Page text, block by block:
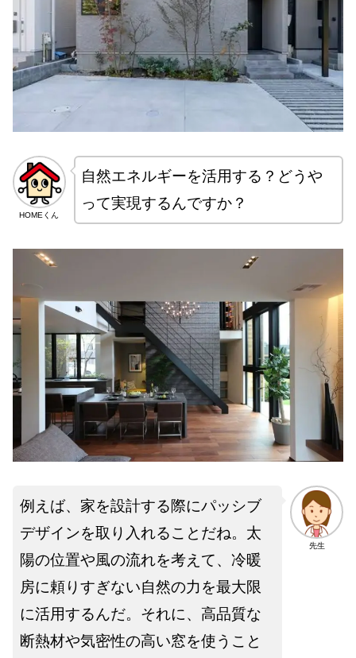
HOMEくん
自然エネルギーを活用する？どうや
って実現するんですか？
先生
例えば、家を設計する際にパッシブ
デザインを取り入れることだね。太
陽の位置や風の流れを考えて、冷暖
房に頼りすぎない自然の力を最大限
に活用するんだ。それに、高品質な
断熱材や気密性の高い窓を使うこと